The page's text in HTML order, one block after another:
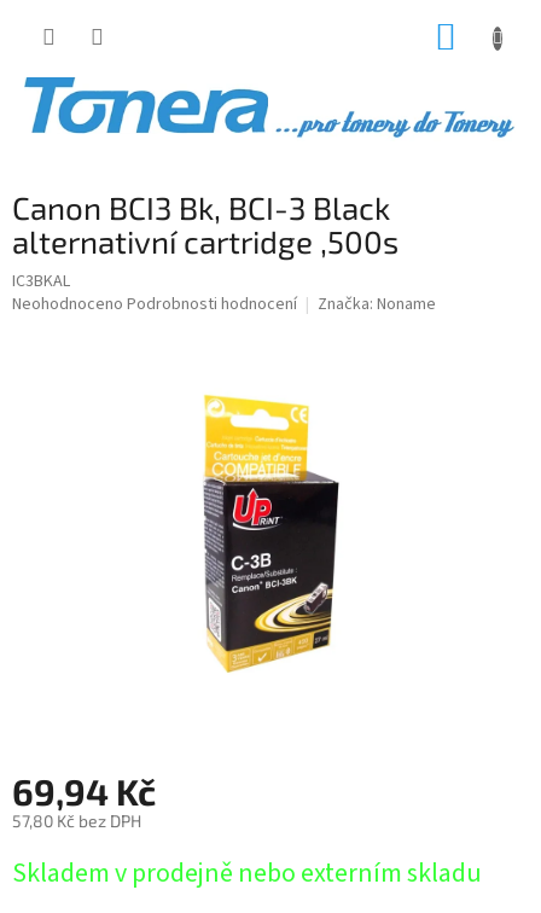
Canon BCI3 Bk, BCI-3 Black
alternativní cartridge ,500s
IC3BKAL
Průměrné
Neohodnoceno Podrobnosti hodnocení Značka: Noname
69,94 Kč
57,80 Kč bez DPH
cena:
Skladem v prodejně nebo externím skladu